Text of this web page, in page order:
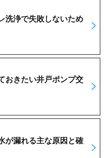
洗浄で失敗しないため
おきたい井戸ポンプ交
が漏れる主な原因と確